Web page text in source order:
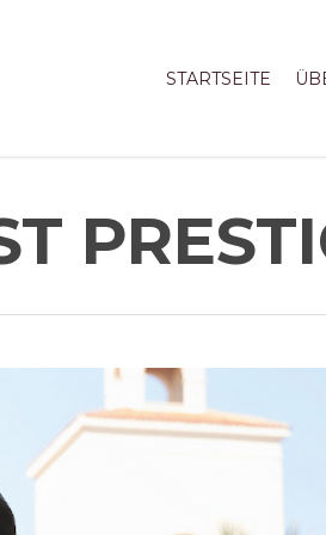
STARTSEITE